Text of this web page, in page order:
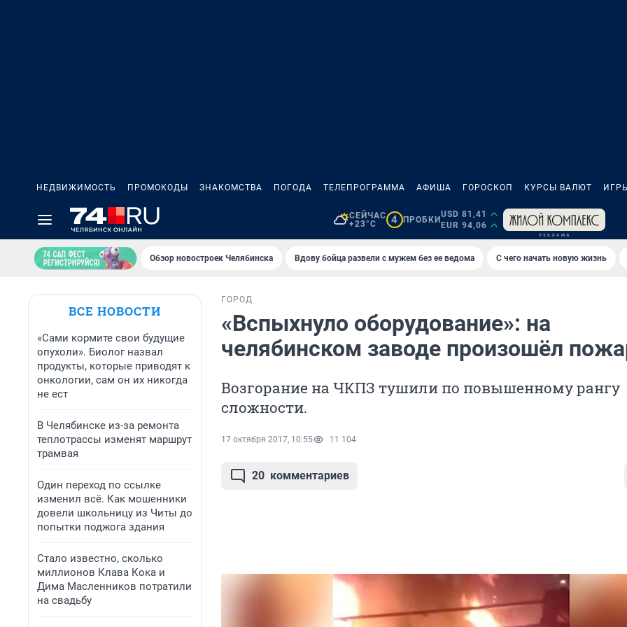
НЕДВИЖИМОСТЬ ПРОМОКОДЫ ЗНАКОМСТВА ПОГОДА ТЕЛЕПРОГРАММА АФИША ГОРОСКОП КУРСЫ ВАЛЮТ
СЕЙЧАС
+23°C
4 ПРОБКИ
USD 81,41
EUR 94,06
Обзор новостроек Челябинска Вдову бойца развели с мужем без ее ведома С чего начать новую жизнь
ВСЕ НОВОСТИ
«Сами кормите свои будущие
опухоли». Биолог назвал
продукты, которые приводят к
онкологии, сам он их никогда
не ест
В Челябинске из-за ремонта
теплотрассы изменят маршрут
трамвая
Один переход по ссылке
изменил всё. Как мошенники
довели школьницу из Читы до
попытки поджога здания
Стало известно, сколько
миллионов Клава Кока и
Дима Масленников потратили
на свадьбу
ГОРОД
«Вспыхнуло оборудование»: на
челябинском заводе произошёл
Возгорание на ЧКПЗ тушили по повышенному рангу
сложности.
17 октября 2017, 10:55 11 104
20 комментариев